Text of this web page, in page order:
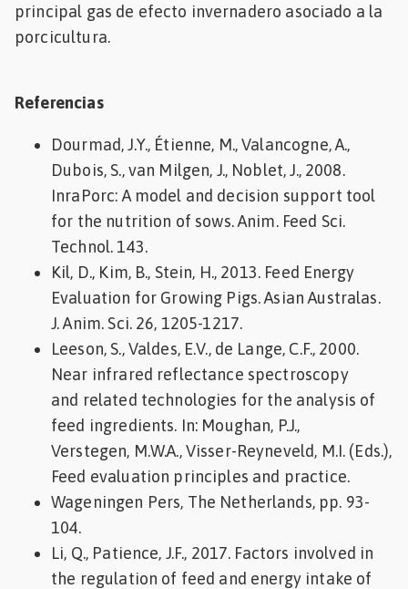
principal gas de efecto invernadero asociado a la
porcicultura.
Referencias
Dourmad, J.Y., Étienne, M., Valancogne, A.,
Dubois, S., van Milgen, J., Noblet, J., 2008.
InraPorc: A model and decision support tool
for the nutrition of sows. Anim. Feed Sci.
Technol. 143.
Kil, D., Kim, B., Stein, H., 2013. Feed Energy
Evaluation for Growing Pigs. Asian Australas.
J. Anim. Sci. 26, 1205-1217.
Leeson, S., Valdes, E.V., de Lange, C.F., 2000.
Near infrared reflectance spectroscopy
and related technologies for the analysis of
feed ingredients. In: Moughan, P.J.,
Verstegen, M.W.A., Visser-Reyneveld, M.I. (Eds.),
Feed evaluation principles and practice.
Wageningen Pers, The Netherlands, pp. 93-
104.
Li, Q., Patience, J.F., 2017. Factors involved in
the regulation of feed and energy intake of